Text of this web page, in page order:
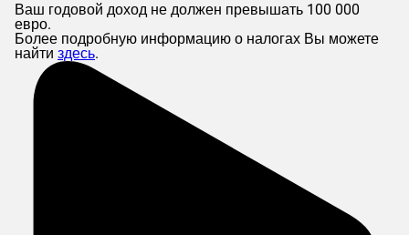
Ваш годовой доход не должен превышать 100 000
евро.
Более подробную информацию о налогах Вы можете
найти здесь.